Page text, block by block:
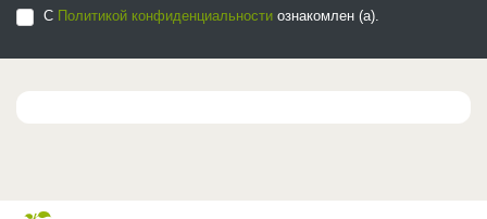
С Политикой конфиденциальности ознакомлен (а).